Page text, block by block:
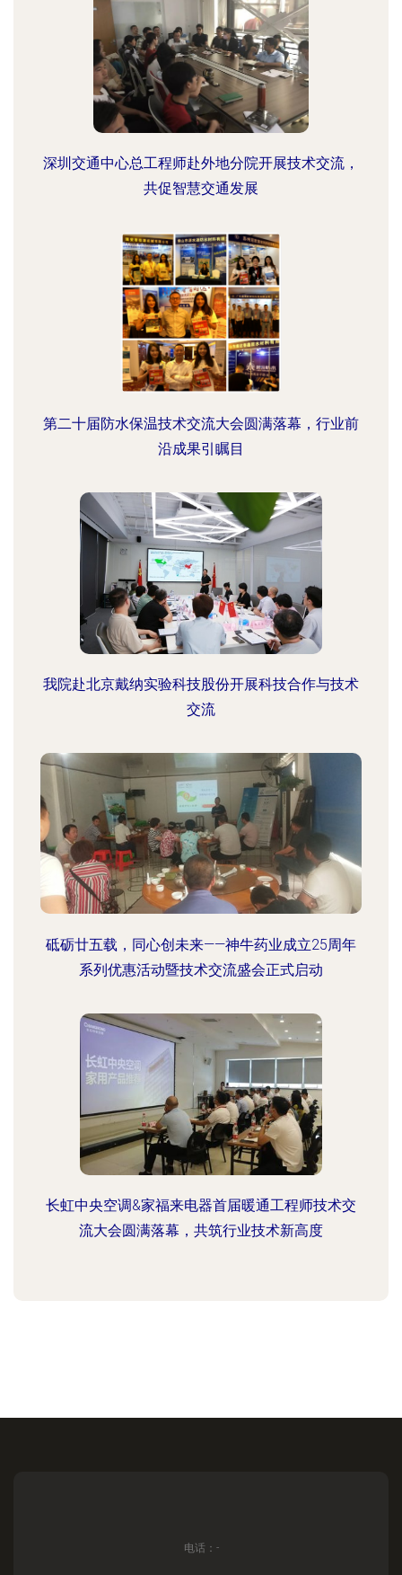
深圳交通中心总工程师赴外地分院开展技术交流，
共促智慧交通发展
第二十届防水保温技术交流大会圆满落幕，行业前
沿成果引瞩目
我院赴北京戴纳实验科技股份开展科技合作与技术
交流
砥砺廿五载，同心创未来——神牛药业成立25周年
系列优惠活动暨技术交流盛会正式启动
长虹中央空调&家福来电器首届暖通工程师技术交
流大会圆满落幕，共筑行业技术新高度
电话：-